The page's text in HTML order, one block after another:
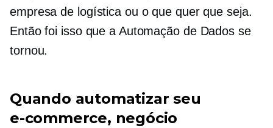
empresa de logística ou o que quer que seja.
Então foi isso que a Automação de Dados se
tornou.
Quando automatizar seu
e-commerce, negócio